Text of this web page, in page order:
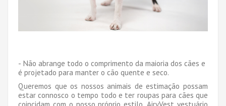
- Não abrange todo o comprimento da maioria dos cães e
é projetado para manter o cão quente e seco.
Queremos que os nossos animais de estimação possam
estar connosco o tempo todo e ter roupas para cães que
coincidam com o nosso próprio estilo. AiryVest vestuário